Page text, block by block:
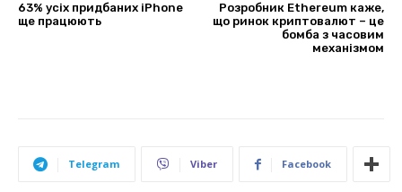
63% усіх придбаних iPhone
ще працюють
Розробник Ethereum каже,
що ринок криптовалют – це
бомба з часовим
механізмом
Telegram Viber Facebook